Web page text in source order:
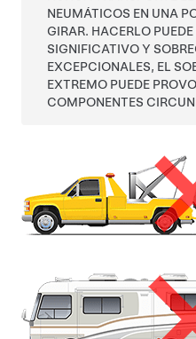
NEUMÁTICOS EN UNA
GIRAR. HACERLO
SIGNIFICATIVO Y
EXCEPCIONALES, EL
EXTREMO PUEDE
COMPONENTES